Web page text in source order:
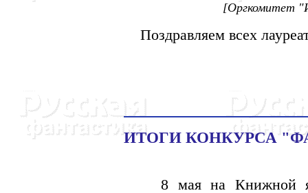
[Оргкомитет
Поздравляем всех
ИТОГИ КОНКУРСА
8 мая на Книжной